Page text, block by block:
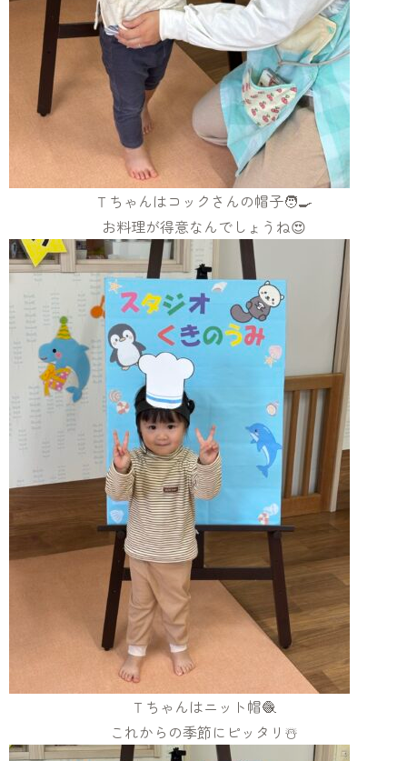
Ｔちゃんはコックさんの帽子🧑‍🍳
お料理が得意なんでしょうね😍
Ｔちゃんはニット帽🧶
これからの季節にピッタリ☃️